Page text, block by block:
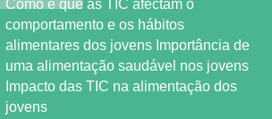
Como é que as TIC afectam o
comportamento e os hábitos
alimentares dos jovens Importância de
uma alimentação saudável nos jovens
Impacto das TIC na alimentação dos
jovens